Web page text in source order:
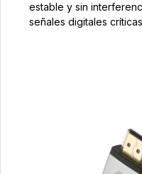
estable y sin
señales digitales